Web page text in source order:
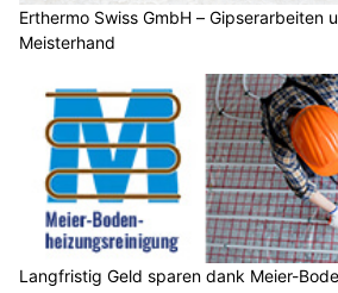
Erthermo Swiss GmbH – Gipserarbeiten
Meisterhand
Langfristig Geld sparen dank Meier-